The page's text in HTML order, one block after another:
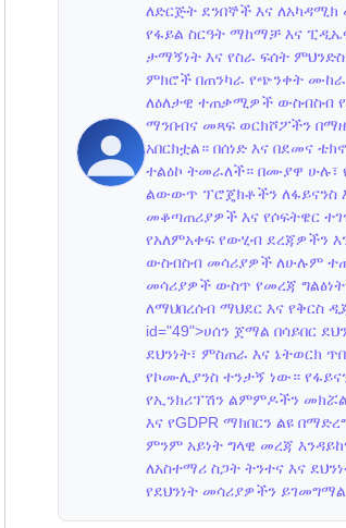
ለድርጅት ደንበኞች እና
የፋይል ስርዓት ማከማቻ እና
ታማኝነት እና የስራ ፍሰት
ምክሮች በጠንካራ የጭንቀት ሙከራ
ለዕለታዊ ተጠቃሚዎች ውስብስብ
ማንበብና መጻፍ ወርክሾፖችን
አበርክቷል። በሰነድ እና በደመና
ተልዕኮ ትመራለች። በሙያዋ ሁሉ፣
ልውውጥ ፕሮጄክቶችን ለፋይናንስ
መቆጣጠሪያዎች እና የሶፍትዌር
የአለምአቀፍ የውሂብ ደረጃዎችን
ውስብስብ መሳሪያዎች ለሁሉም
መሳሪያዎች ውስጥ የመረጃ
ለማህበረሰብ ማህደር እና የቅርስ
id="49">ሀሰን ጀማል በሳይበር
ደህንነት፣ ምስጠራ እና ኔትወርክ
የኮሙሊያንስ ተንታኝ ነው።
የኢንክሪፕሽን ልምምዶችን
እና የGDPR ማክበርን ልዩ
ምንም አይነት ግላዊ መረጃ
ለአስተማሪ ስጋት ትንተና እና
የደህንነት መሳሪያዎችን